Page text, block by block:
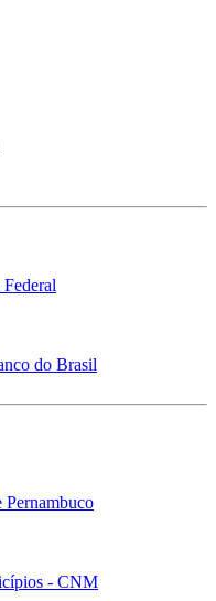
Pernambuco
- CNM